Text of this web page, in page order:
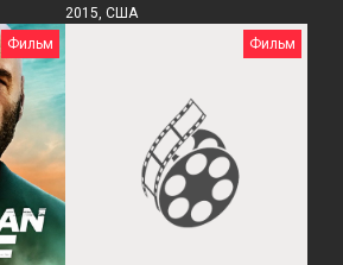
2015, США
Фильм
Фильм